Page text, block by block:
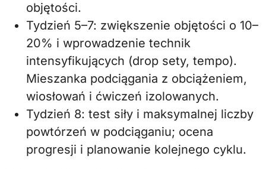
objętości.
Tydzień 5–7: zwiększenie objętości o 10–
20% i wprowadzenie technik
intensyfikujących (drop sety, tempo).
Mieszanka podciągania z obciążeniem,
wiosłowań i ćwiczeń izolowanych.
Tydzień 8: test siły i maksymalnej liczby
powtórzeń w podciąganiu; ocena
progresji i planowanie kolejnego cyklu.